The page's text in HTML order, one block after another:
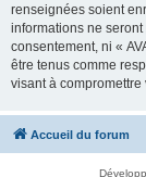
renseignées soient
informations ne
consentement, ni «
être tenus comme
visant à compromettre
Accueil du forum